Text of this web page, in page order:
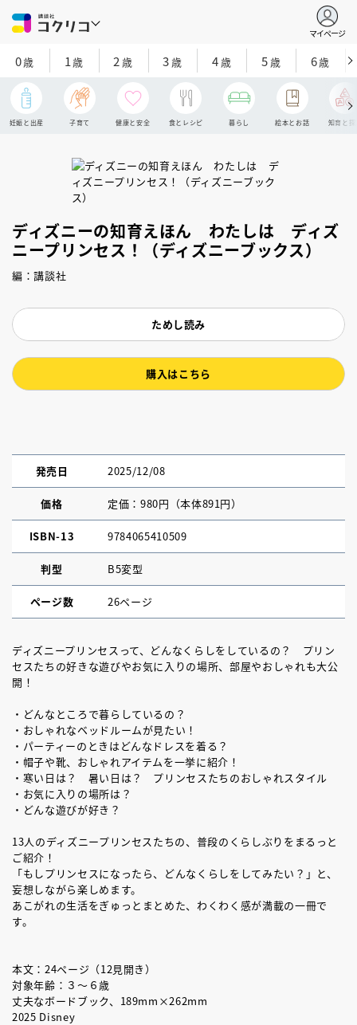
マイページ
0歳 1歳 2 歳 3歳 4歳 5歳 6歳
妊娠と出産 子育て 健康と安全 食とレシピ 暮らし 絵本とお話 知育と探
ディズニーの知育えほん わたしは ディズ
ニープリンセス！（ディズニーブックス）
編：講談社
ためし読み
購入はこちら
発売日 2025/12/08
価格 定価：980円（本体891円）
ISBN-13 9784065410509
判型 B5変型
ページ数 26ページ
ディズニープリンセスって、どんなくらしをしているの？ プリン
セスたちの好きな遊びやお気に入りの場所、部屋やおしゃれも大公
開！
・どんなところで暮らしているの？
・おしゃれなベッドルームが見たい！
・パーティーのときはどんなドレスを着る？
・帽子や靴、おしゃれアイテムを一挙に紹介！
・寒い日は？ 暑い日は？ プリンセスたちのおしゃれスタイル
・お気に入りの場所は？
・どんな遊びが好き？
13人のディズニープリンセスたちの、普段のくらしぶりをまるっと
ご紹介！
「もしプリンセスになったら、どんなくらしをしてみたい？」と、
妄想しながら楽しめます。
あこがれの生活をぎゅっとまとめた、わくわく感が満載の一冊で
す。
本文：24ページ（12見開き）
対象年齢：３～６歳
丈夫なボードブック、189mm×262mm
2025 Disney